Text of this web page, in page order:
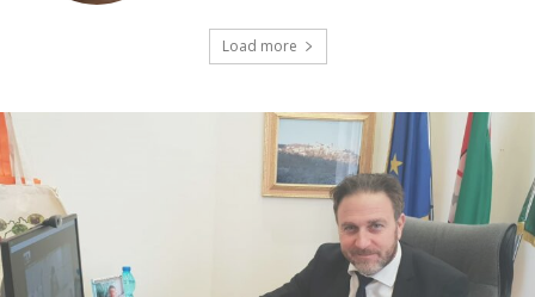
Load more